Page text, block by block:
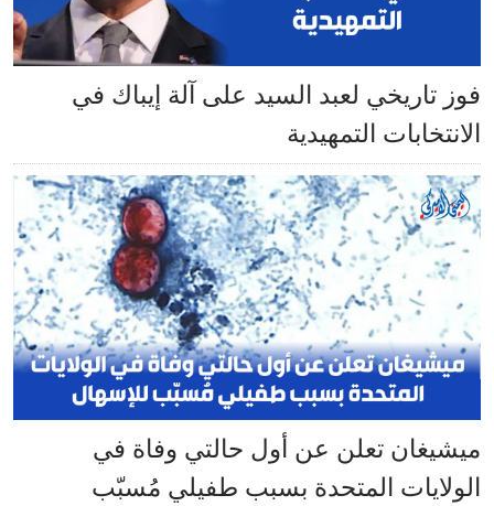
فوز تاريخي لعبد السيد على آلة إيباك في
الانتخابات التمهيدية
ميشيغان تعلن عن أول حالتي وفاة في
الولايات المتحدة بسبب طفيلي مُسبّب